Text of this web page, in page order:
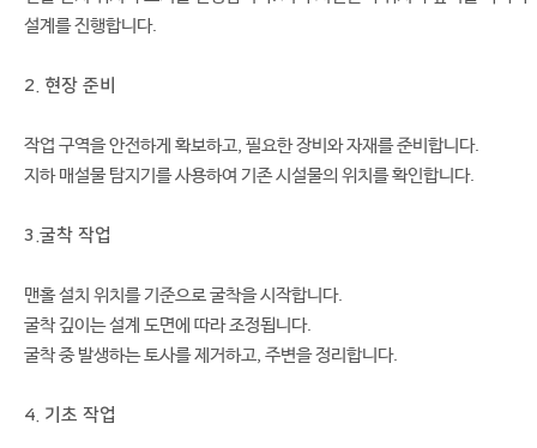
설계를 진행합니다.
2. 현장 준비
작업 구역을 안전하게 확보하고, 필요한 장비와 자재를 준비합니다.
지하 매설물 탐지기를 사용하여 기존 시설물의 위치를 확인합니다.
3.굴착 작업
맨홀 설치 위치를 기준으로 굴착을 시작합니다.
굴착 깊이는 설계 도면에 따라 조정됩니다.
굴착 중 발생하는 토사를 제거하고, 주변을 정리합니다.
4. 기초 작업